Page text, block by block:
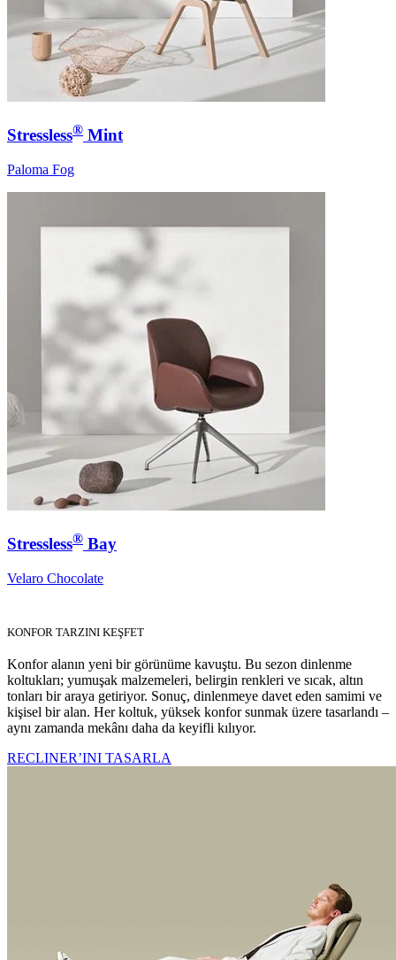
Stressless® Mint
Paloma Fog
Stressless® Bay
Velaro Chocolate
KONFOR TARZINI KEŞFET
Konfor alanın yeni bir görünüme kavuştu. Bu sezon dinlenme
koltukları; yumuşak malzemeleri, belirgin renkleri ve sıcak, altın
tonları bir araya getiriyor. Sonuç, dinlenmeye davet eden samimi ve
kişisel bir alan. Her koltuk, yüksek konfor sunmak üzere tasarlandı –
aynı zamanda mekânı daha da keyifli kılıyor.
RECLINER’INI TASARLA